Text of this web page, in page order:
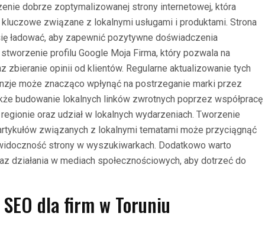
dobrze zoptymalizowanej strony internetowej, która
związane z lokalnymi usługami i produktami. Strona
ładować, aby zapewnić pozytywne doświadczenia
profilu Google Moja Firma, który pozwala na
zbieranie opinii od klientów. Regularne aktualizowanie tych
może znacząco wpłynąć na postrzeganie marki przez
budowanie lokalnych linków zwrotnych poprzez współpracę
oraz udział w lokalnych wydarzeniach. Tworzenie
związanych z lokalnymi tematami może przyciągnąć
strony w wyszukiwarkach. Dodatkowo warto
działania w mediach społecznościowych, aby dotrzeć do
dla firm w Toruniu